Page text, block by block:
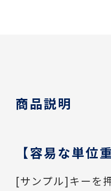
商品説明
【容易な単位
[サンプル]キーを